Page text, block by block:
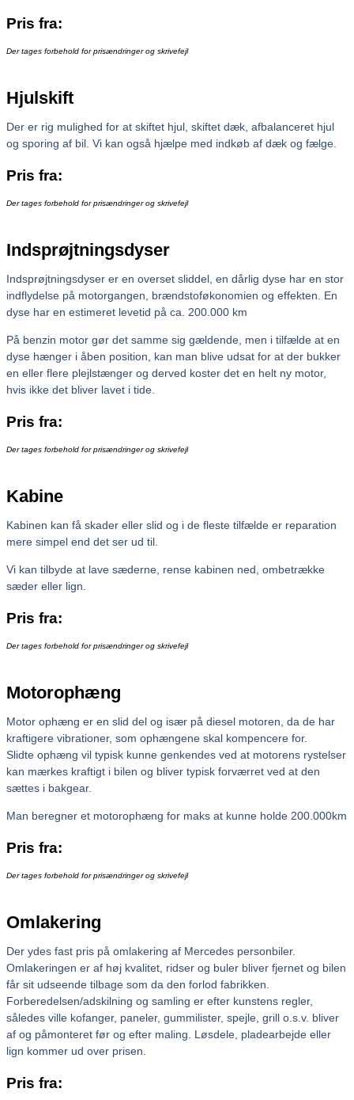
Pris fra:
Der tages forbehold for prisændringer og skrivefejl
Hjulskift
Der er rig mulighed for at skiftet hjul, skiftet dæk, afbalanceret hjul
og sporing af bil. Vi kan også hjælpe med indkøb af dæk og fælge.
Pris fra:
Der tages forbehold for prisændringer og skrivefejl
Indsprøjtningsdyser
Indsprøjtningsdyser er en overset sliddel, en dårlig dyse har en stor
indflydelse på motorgangen, brændstoføkonomien og effekten. En
dyse har en estimeret levetid på ca. 200.000 km
På benzin motor gør det samme sig gældende, men i tilfælde at en
dyse hænger i åben position, kan man blive udsat for at der bukker
en eller flere plejlstænger og derved koster det en helt ny motor,
hvis ikke det bliver lavet i tide.
Pris fra:
Der tages forbehold for prisændringer og skrivefejl
Kabine
Kabinen kan få skader eller slid og i de fleste tilfælde er reparation
mere simpel end det ser ud til.
Vi kan tilbyde at lave sæderne, rense kabinen ned, ombetrække
sæder eller lign.
Pris fra:
Der tages forbehold for prisændringer og skrivefejl
Motorophæng
Motor ophæng er en slid del og især på diesel motoren, da de har
kraftigere vibrationer, som ophængene skal kompencere for.
Slidte ophæng vil typisk kunne genkendes ved at motorens rystelser
kan mærkes kraftigt i bilen og bliver typisk forværret ved at den
sættes i bakgear.
Man beregner et motorophæng for maks at kunne holde 200.000km
Pris fra:
Der tages forbehold for prisændringer og skrivefejl
Omlakering
Der ydes fast pris på omlakering af Mercedes personbiler.
Omlakeringen er af høj kvalitet, ridser og buler bliver fjernet og bilen
får sit udseende tilbage som da den forlod fabrikken.
Forberedelsen/adskilning og samling er efter kunstens regler,
således ville kofanger, paneler, gummilister, spejle, grill o.s.v. bliver
af og påmonteret før og efter maling. Løsdele, pladearbejde eller
lign kommer ud over prisen.
Pris fra: